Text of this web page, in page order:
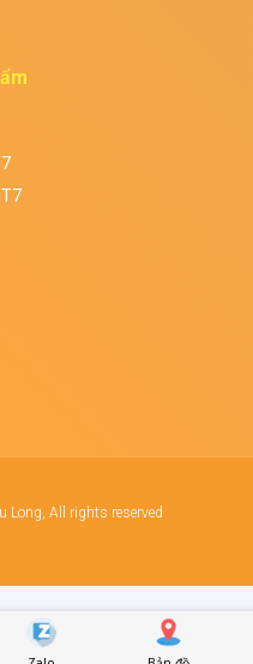
Long, All rights reserved